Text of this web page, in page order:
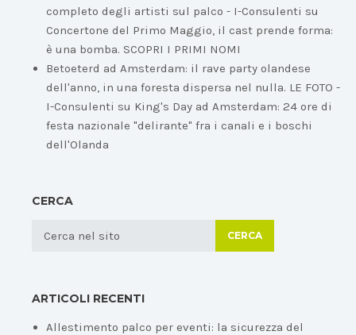
completo degli artisti sul palco - I-Consulenti su
Concertone del Primo Maggio, il cast prende forma:
è una bomba. SCOPRI I PRIMI NOMI
Betoeterd ad Amsterdam: il rave party olandese
dell'anno, in una foresta dispersa nel nulla. LE FOTO -
I-Consulenti su King's Day ad Amsterdam: 24 ore di
festa nazionale "delirante" fra i canali e i boschi
dell'Olanda
CERCA
CERCA
ARTICOLI RECENTI
Allestimento palco per eventi: la sicurezza del